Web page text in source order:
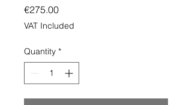
€275.00Price
VAT Included
Quantity *